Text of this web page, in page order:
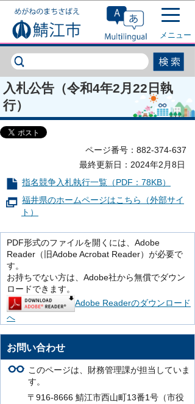
このページの本文へ移動
メニュー
入札公告（令和4年2月22日執
行）
ページ番号：882-374-637
最終更新日：2024年2月8日
指名競争入札執行一覧（PDF：78KB）
福井県のホームページはこちら（外部サイ
ト）
PDF形式のファイルを開くには、Adobe
Reader（旧Adobe Acrobat Reader）が必要で
す。
お持ちでない方は、Adobe社から無償でダウン
ロードできます。
Adobe Readerのダウンロード
へ
お問い合わせ
このページは、財務管理課が担当していま
す。
〒916-8666 鯖江市西山町13番1号（市役